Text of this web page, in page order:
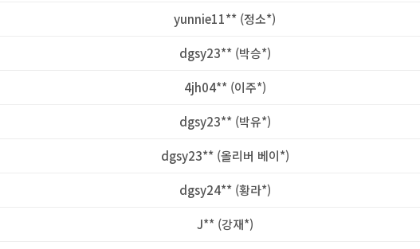
yunnie11** (정소*)
dgsy23** (박승*)
4jh04** (이주*)
dgsy23** (박유*)
dgsy23** (올리버 베이*)
dgsy24** (황라*)
J** (강재*)